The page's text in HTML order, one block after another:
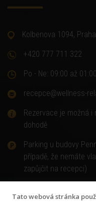
Kolbenova 1094,
+420 777 711 322
Po - Ne: 09:00 až 01:00
recepce@wellness-
Rezervace je možná
dohodě
Parking u budovy
případě, že nemáte
zapůjčit na recepci)
Tato webová stránka